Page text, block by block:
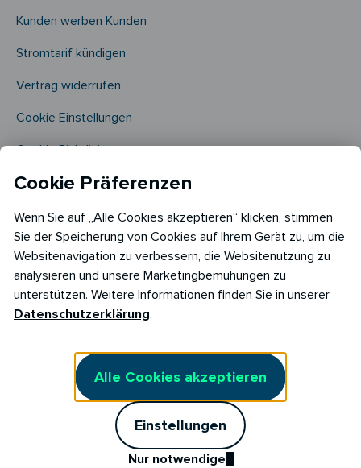
Kunden werben Kunden
Stromtarif kündigen
Vertrag widerrufen
Cookie Einstellungen
Cookie Richtlinie​
Copyright © 2026
RABOT Energy DE GmbH
Hopfenmarkt 33,
Cookie Präferenzen
Wenn Sie auf „Alle Cookies akzeptieren“ klicken, stimmen
Sie der Speicherung von Cookies auf Ihrem Gerät zu, um die
Websitenavigation zu verbessern, die Websitenutzung zu
analysieren und unsere Marketingbemühungen zu
unterstützen. Weitere Informationen finden Sie in unserer
Datenschutzerklärung.
Alle Cookies akzeptieren
Einstellungen
Nur notwendige